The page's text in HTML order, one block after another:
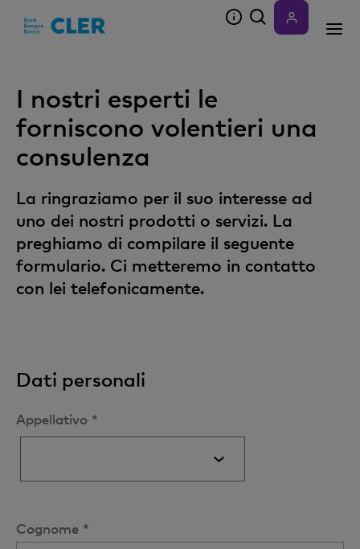
I nostri esperti le
forniscono volentieri una
consulenza
La ringraziamo per il suo interesse ad
uno dei nostri prodotti o servizi. La
preghiamo di compilare il seguente
formulario. Ci metteremo in contatto
con lei telefonicamente.
Dati personali
Appellativo *
Cognome *